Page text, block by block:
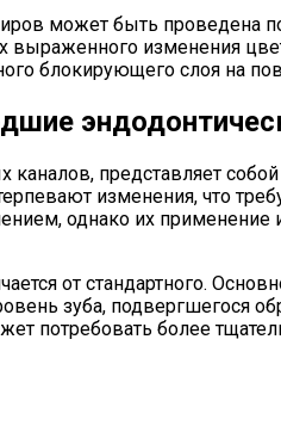
может быть проведена
изменения
блокирующего слоя на
представляет
изменения, что
однако их
от стандартного.
зуба, подвергшегося
потребовать более